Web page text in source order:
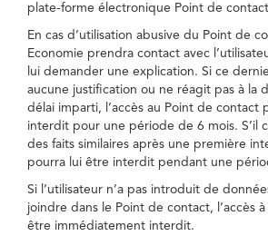
plate-forme électronique Point de
En cas d’utilisation abusive du Point de
Economie prendra contact avec
lui demander une explication. Si ce
aucune justification ou ne réagit pas à la
délai imparti, l’accès au Point de contact
interdit pour une période de 6 mois. S’il
des faits similaires après une première
pourra lui être interdit pendant une
Si l’utilisateur n’a pas introduit de
joindre dans le Point de contact, l’accès
être immédiatement interdit.